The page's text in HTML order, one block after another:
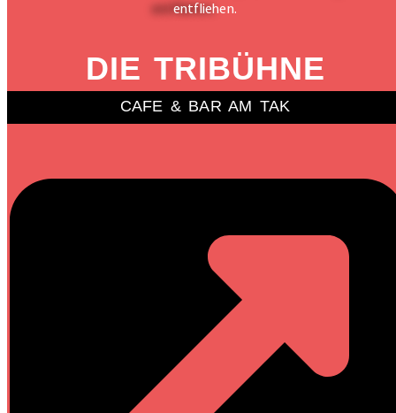
entfliehen.
DIE TRIBÜHNE
CAFE & BAR AM TAK